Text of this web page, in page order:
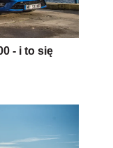
- i to się